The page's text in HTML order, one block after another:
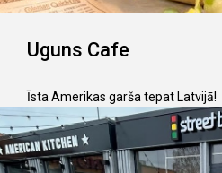
Uguns Cafe
Īsta Amerikas garša tepat Latvijā!
Ātrās ēdināšanas restorāns
burgerus no augstas klases
dažādām gaumēm. Īpaši